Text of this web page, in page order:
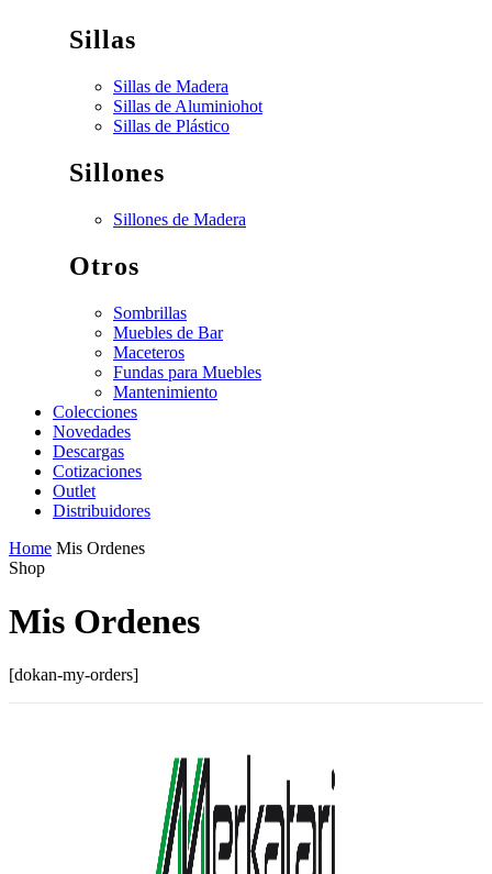
Sillas
Sillas de Madera
Sillas de Aluminiohot
Sillas de Plástico
Sillones
Sillones de Madera
Otros
Sombrillas
Muebles de Bar
Maceteros
Fundas para Muebles
Mantenimiento
Colecciones
Novedades
Descargas
Cotizaciones
Outlet
Distribuidores
Home Mis Ordenes
Shop
Mis Ordenes
[dokan-my-orders]